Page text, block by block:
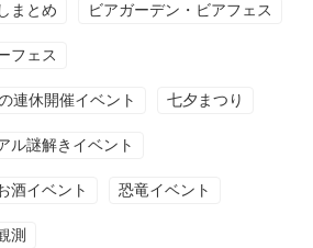
まとめ ビアガーデン・ビアフェス
フェス
連休開催イベント 七夕まつり
ル謎解きイベント
酒イベント 恐竜イベント
測